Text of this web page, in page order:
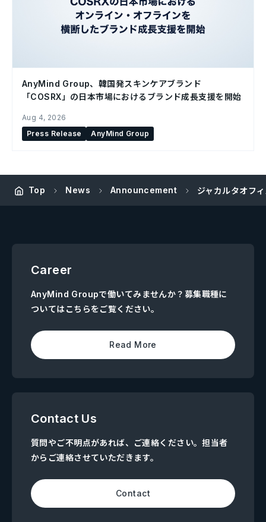
AnyMind Group、韓国発スキンケアブランド
「COSRX」の日本市場におけるブランド成長支援を開始
Aug 4, 2026
Press Release
AnyMind Group
Top News Announcement ジャカルタオフ
Career
AnyMind Groupで働いてみませんか？募集職種に
ついてはこちらをご覧ください。
Read More
Contact Us
質問やご不明点があれば、ご連絡ください。担当者
からご連絡させていただきます。
Contact